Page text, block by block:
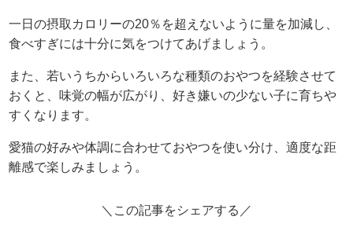
一日の摂取カロリーの20％を超えないように量を加減し、
食べすぎには十分に気をつけてあげましょう。
また、若いうちからいろいろな種類のおやつを経験させて
おくと、味覚の幅が広がり、好き嫌いの少ない子に育ちや
すくなります。
愛猫の好みや体調に合わせておやつを使い分け、適度な距
離感で楽しみましょう。
＼この記事をシェアする／